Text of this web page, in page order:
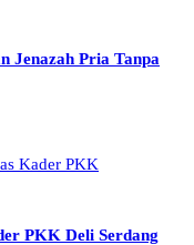
Jenazah Pria Tanpa
PKK Deli Serdang